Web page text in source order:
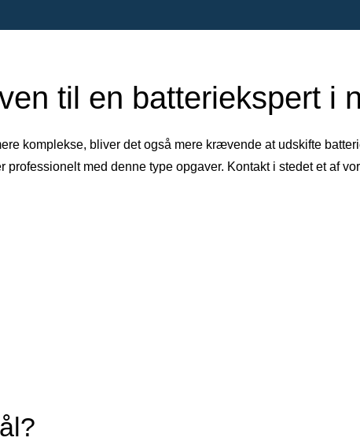
til en batteriekspert i
komplekse, bliver det også mere krævende at udskifte
professionelt med denne type opgaver. Kontakt i stedet et af